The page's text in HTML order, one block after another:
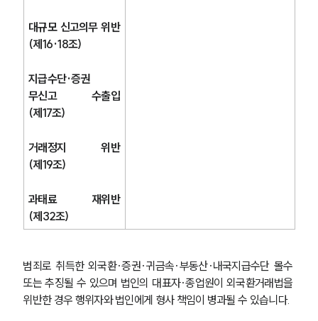
대규모 신고의무 위반
(제16·18조)
지급수단·증권
무신고 수출입
(제17조)
거래정지 위반
(제19조)
과태료 재위반
(제32조)
범죄로 취득한 외국환·증권·귀금속·부동산·내국지급수단 몰수
또는 추징될 수 있으며 법인의 대표자·종업원이 외국환거래법을
위반한 경우 행위자와 법인에게 형사 책임이 병과될 수 있습니다.